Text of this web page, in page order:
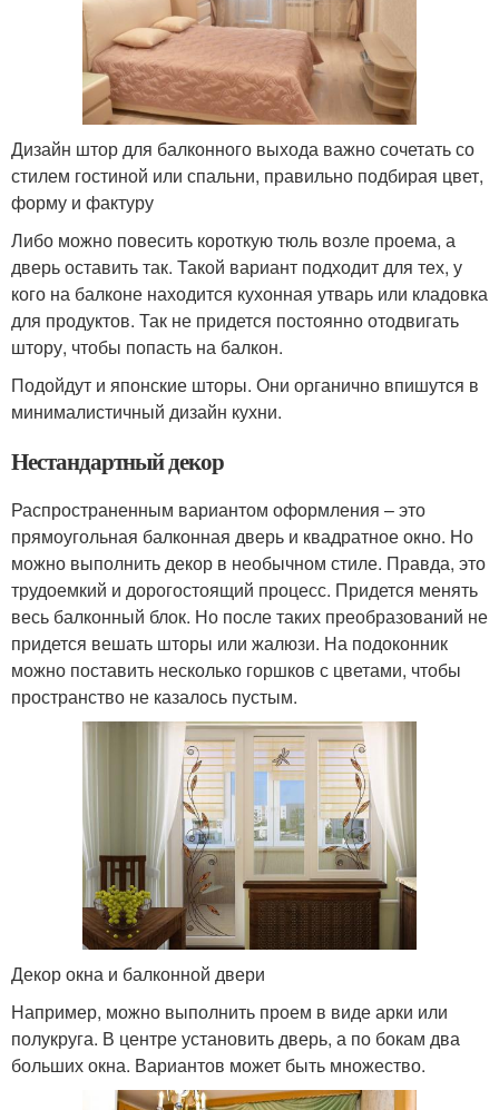
Дизайн штор для балконного выхода важно сочетать со
стилем гостиной или спальни, правильно подбирая цвет,
форму и фактуру
Либо можно повесить короткую тюль возле проема, а
дверь оставить так. Такой вариант подходит для тех, у
кого на балконе находится кухонная утварь или кладовка
для продуктов. Так не придется постоянно отодвигать
штору, чтобы попасть на балкон.
Подойдут и японские шторы. Они органично впишутся в
минималистичный дизайн кухни.
Нестандартный декор
Распространенным вариантом оформления – это
прямоугольная балконная дверь и квадратное окно. Но
можно выполнить декор в необычном стиле. Правда, это
трудоемкий и дорогостоящий процесс. Придется менять
весь балконный блок. Но после таких преобразований не
придется вешать шторы или жалюзи. На подоконник
можно поставить несколько горшков с цветами, чтобы
пространство не казалось пустым.
Декор окна и балконной двери
Например, можно выполнить проем в виде арки или
полукруга. В центре установить дверь, а по бокам два
больших окна. Вариантов может быть множество.